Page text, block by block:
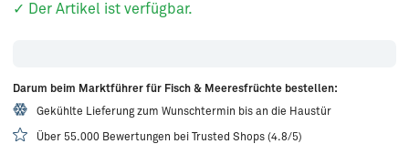
✓ Der Artikel ist verfügbar.
Darum beim Marktführer für Fisch & Meeresfrüchte bestellen:
Gekühlte Lieferung zum Wunschtermin bis an die Haustür
Über 55.000 Bewertungen bei Trusted Shops (4.8/5)